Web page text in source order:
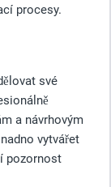
procesy.
své
a návrhovým
vytvářet
pozornost